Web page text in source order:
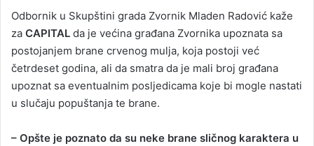
Odbornik u Skupštini grada Zvornik Mladen Radović kaže
za CAPITAL da je većina građana Zvornika upoznata sa
postojanjem brane crvenog mulja, koja postoji već
četrdeset godina, ali da smatra da je mali broj građana
upoznat sa eventualnim posljedicama koje bi mogle nastati
u slučaju popuštanja te brane.
– Opšte je poznato da su neke brane sličnog karaktera u